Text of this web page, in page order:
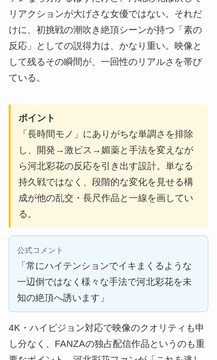
リアクションが大げさな女優ではない。それだ
けに、初挑戦の潮吹き絶頂シーンが持つ「素の
反応」としての説得力は、かなり重い。映像と
して残るその瞬間が、一回性のリアルさを帯び
ている。
ポイント
「長時間モノ」にありがちな単調さを排除
し、開発→激ピス→媚薬と手法を変えなが
ら河北彩花の反応を引き出す設計。単なる
持久戦ではなく、段階的な変化を見せる構
成が他の乱交・長尺作品と一線を画してい
る。
公式コメント
「常にハイテンションでイキまくるような
一辺倒ではなく様々な手法で河北彩花を未
知の絶頂へ誘います」
4K・ハイビジョン対応で映像のクオリティも申
し分なく、FANZAの独占配信作品というのも重